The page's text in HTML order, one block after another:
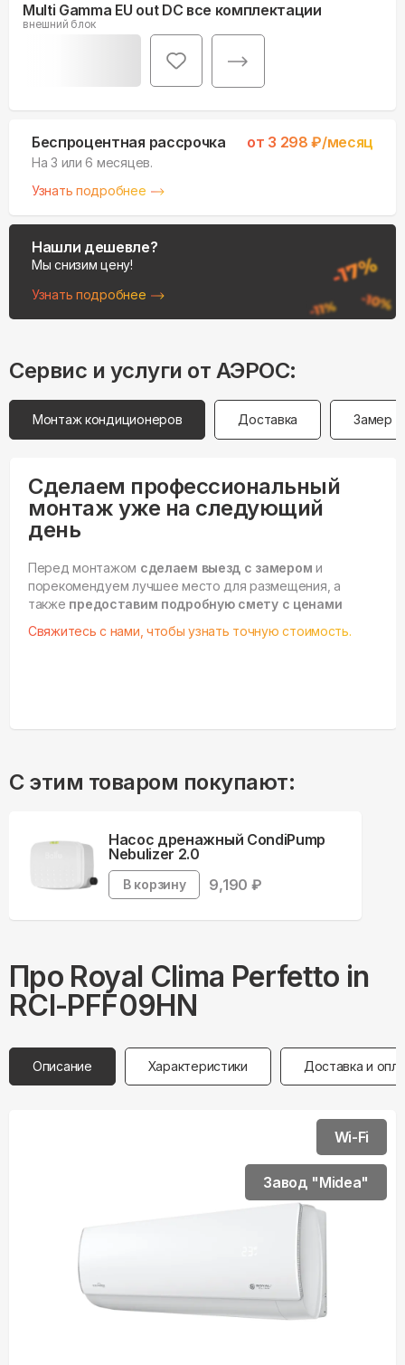
Multi Gamma EU out DC все комплектации
внешний блок
Беспроцентная рассрочка от 3 298 ₽/месяц
На 3 или 6 месяцев.
Узнать подробнее
Нашли дешевле?
Мы снизим цену!
Узнать подробнее
Сервис и услуги от АЭРОС:
Монтаж кондиционеров Доставка Замер
Сделаем профессиональный
монтаж уже на следующий
день
Перед монтажом сделаем выезд с замером и
порекомендуем лучшее место для размещения, а
также предоставим подробную смету с ценами
Свяжитесь с нами, чтобы узнать точную стоимость.
С этим товаром покупают:
Насос дренажный CondiPump
Nebulizer 2.0
В корзину 9,190 ₽
Про Royal Clima Perfetto in
RCI-PFF09HN
Описание Характеристики Доставка и
Wi-Fi
Завод "Midea"